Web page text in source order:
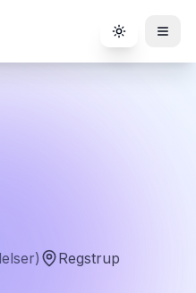
Toggle
Regstrup